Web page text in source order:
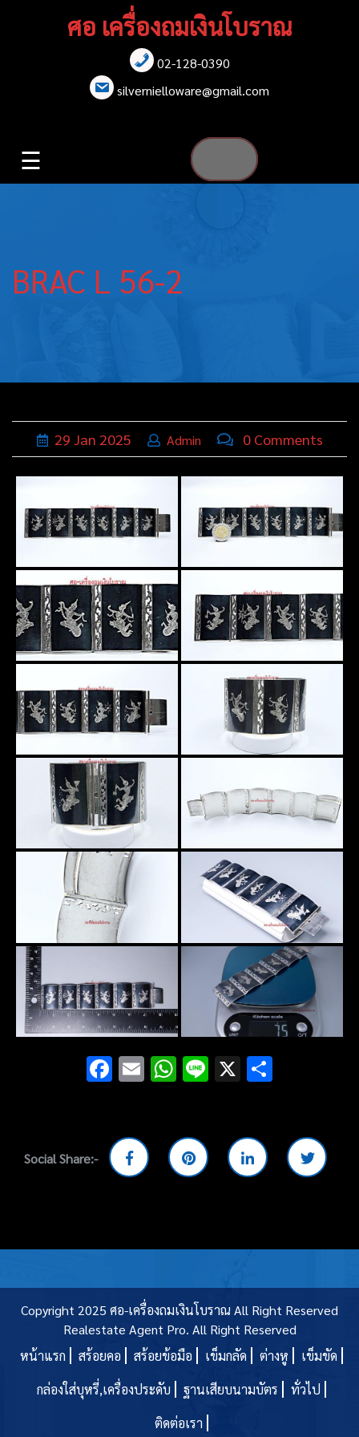
ศอ เครื่องถมเงินโบราณ
02-128-0390
silvernielloware@gmail.com
สร้อยข้อมือ
เข็มขัด
ฐานเสียบ
ทั่วไป
ติดต่อเรา
Thai
☰
BRAC L 56-2
29 Jan 2025 Admin 0 Comments
Facebook
EmailWhatsApp
Line
X
Social Share:-
Copyright 2025 ศอ-เครื่องถมเงินโบราณ All Right Reserved
Realestate Agent Pro. All Right Reserved
หน้าแรก
สร้อยคอ สร้อยข้อมือ เข็มกลัด ต่างหู
เข็มขัด
กล่องใส่บุหรี่,เครื่องประดับ
ฐานเสียบนามบัตร
ทั่วไป
ติดต่อเรา